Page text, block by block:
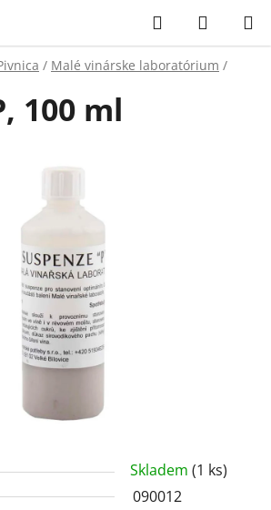
Hľadať
KOŠÍK
/ Malé vinárske laboratórium /
Skladem (1 ks)
090012
100 ml